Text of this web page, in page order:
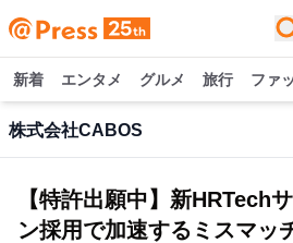
新着 エンタメ グルメ 旅行 ファ
株式会社CABOS
【特許出願中】新HRTech
ン採用で加速するミスマッ